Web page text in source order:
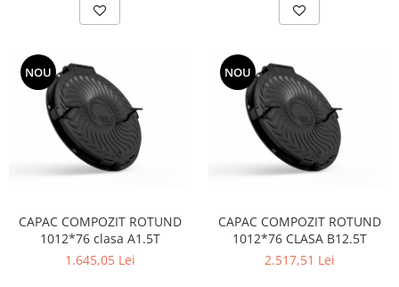
NOU
CAPAC COMPOZIT ROTUND
1012*76 clasa A1.5T
1.645,05 Lei
NOU
CAPAC COMPOZIT ROTUND
1012*76 CLASA B12.5T
2.517,51 Lei